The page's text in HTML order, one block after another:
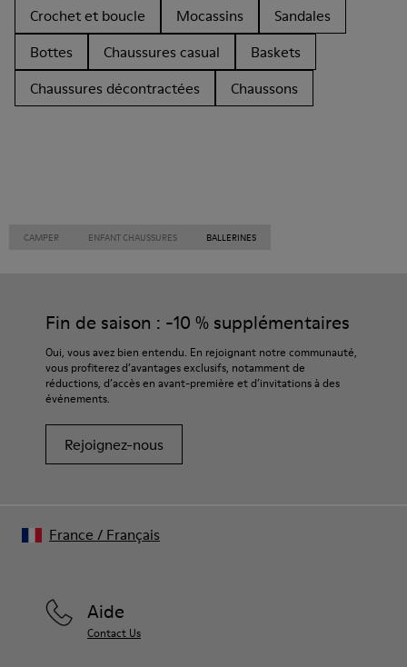
Crochet et boucle
Mocassins
Sandales
Bottes
Chaussures casual
Baskets
Chaussures décontractées
Chaussons
CAMPER ENFANT CHAUSSURES BALLERINES
Fin de saison : -10 % supplémentaires
Oui, vous avez bien entendu. En rejoignant notre communauté,
vous profiterez d’avantages exclusifs, notamment de
réductions, d’accès en avant-première et d’invitations à des
événements.
Rejoignez-nous
Aide
Contact Us
France / Français